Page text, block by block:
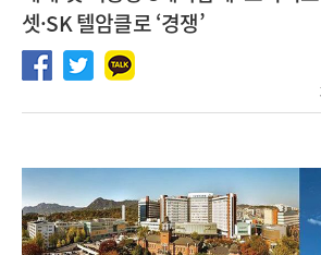
셋·SK 텔암클로 ‘경쟁’